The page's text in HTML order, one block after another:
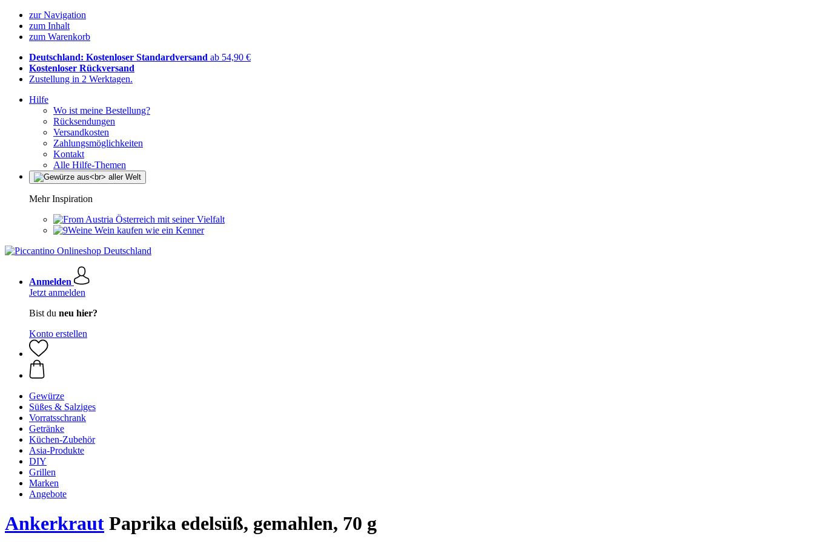
zur Navigation
zum Inhalt
zum Warenkorb
Deutschland: Kostenloser Standardversand ab 54,90 €
Kostenloser Rückversand
Zustellung in 2 Werktagen.
Hilfe
Wo ist meine Bestellung?
Rücksendungen
Versandkosten
Zahlungsmöglichkeiten
Kontakt
Alle Hilfe-Themen
Mehr Inspiration
Österreich mit seiner Vielfalt
Wein kaufen wie ein Kenner
Anmelden
Jetzt anmelden
Bist du neu hier?
Konto erstellen
Gewürze
Süßes & Salziges
Vorratsschrank
Getränke
Küchen-Zubehör
Asia-Produkte
DIY
Grillen
Marken
Angebote
Ankerkraut Paprika edelsüß, gemahlen, 70 g